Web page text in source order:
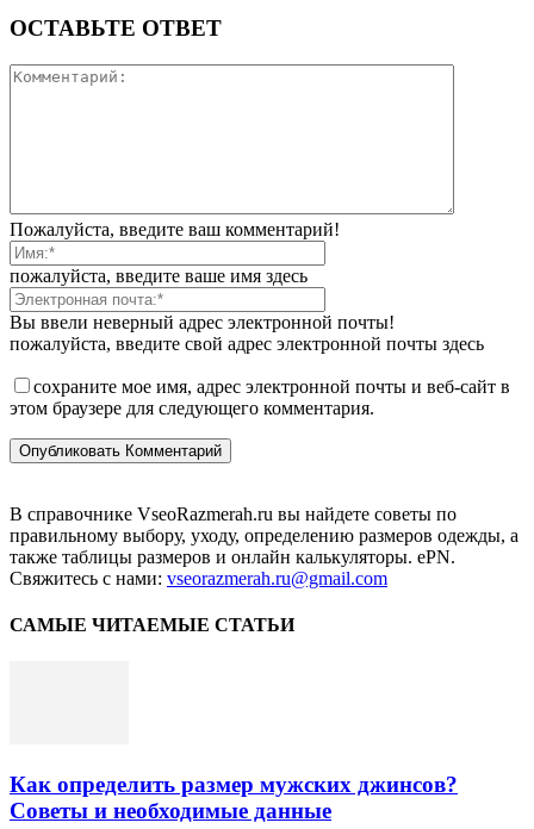
ОСТАВЬТЕ ОТВЕТ
Пожалуйста, введите ваш комментарий!
пожалуйста, введите ваше имя здесь
Вы ввели неверный адрес электронной почты!
пожалуйста, введите свой адрес электронной почты здесь
сохраните мое имя, адрес электронной почты и веб-сайт в
этом браузере для следующего комментария.
В справочнике VseoRazmerah.ru вы найдете советы по
правильному выбору, уходу, определению размеров одежды, а
также таблицы размеров и онлайн калькуляторы. ePN.
Свяжитесь с нами: vseorazmerah.ru@gmail.com
САМЫЕ ЧИТАЕМЫЕ СТАТЬИ
Как определить размер мужских джинсов?
Советы и необходимые данные